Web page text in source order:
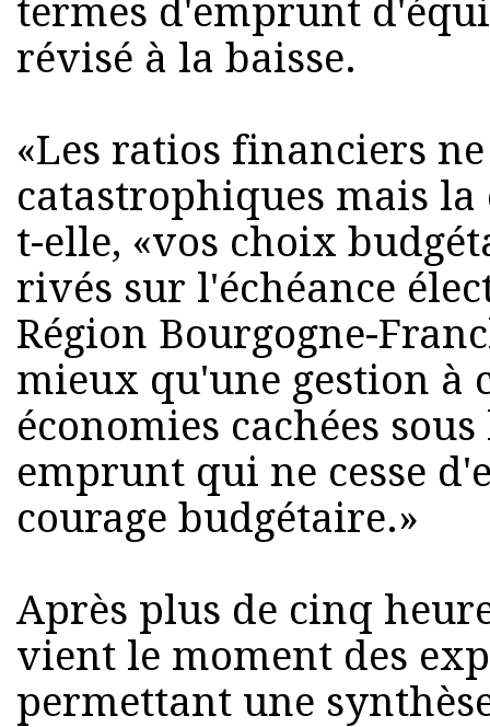
termes d'emprunt
révisé à la baisse.
«Les ratios financiers
catastrophiques mais la
t-elle, «vos choix
rivés sur l'échéance
Région Bourgogne-
mieux qu'une gestion à
économies cachées
emprunt qui ne cesse
courage budgétaire.»
Après plus de cinq
vient le moment des
permettant une